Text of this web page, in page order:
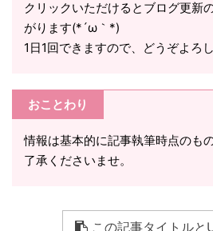
クリックいただけるとブログ更新
がります(*´ω｀*)
1日1回できますので、どうぞよろ
おことわり
情報は基本的に記事執筆時点のも
了承くださいませ。
この記事タイトルと